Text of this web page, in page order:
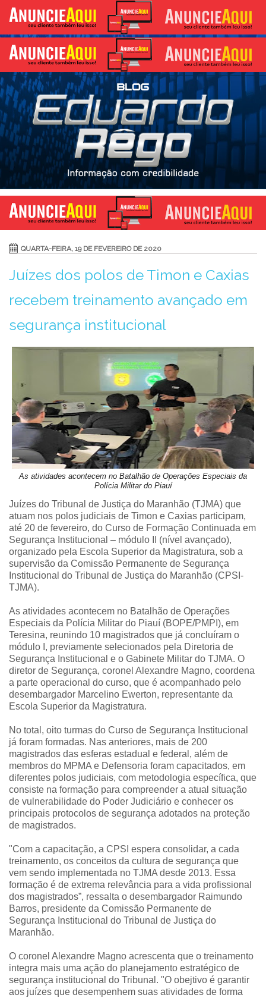
QUARTA-FEIRA, 19 DE FEVEREIRO DE 2020
Juízes dos polos de Timon e Caxias
recebem treinamento avançado em
segurança institucional
As atividades acontecem no Batalhão de Operações Especiais da
Polícia Militar do Piauí
Juízes do Tribunal de Justiça do Maranhão (TJMA) que
atuam nos polos judiciais de Timon e Caxias participam,
até 20 de fevereiro, do Curso de Formação Continuada em
Segurança Institucional – módulo II (nível avançado),
organizado pela Escola Superior da Magistratura, sob a
supervisão da Comissão Permanente de Segurança
Institucional do Tribunal de Justiça do Maranhão (CPSI-
TJMA).
As atividades acontecem no Batalhão de Operações
Especiais da Polícia Militar do Piauí (BOPE/PMPI), em
Teresina, reunindo 10 magistrados que já concluíram o
módulo I, previamente selecionados pela Diretoria de
Segurança Institucional e o Gabinete Militar do TJMA. O
diretor de Segurança, coronel Alexandre Magno, coordena
a parte operacional do curso, que é acompanhado pelo
desembargador Marcelino Ewerton, representante da
Escola Superior da Magistratura.
No total, oito turmas do Curso de Segurança Institucional
já foram formadas. Nas anteriores, mais de 200
magistrados das esferas estadual e federal, além de
membros do MPMA e Defensoria foram capacitados, em
diferentes polos judiciais, com metodologia específica, que
consiste na formação para compreender a atual situação
de vulnerabilidade do Poder Judiciário e conhecer os
principais protocolos de segurança adotados na proteção
de magistrados.
"Com a capacitação, a CPSI espera consolidar, a cada
treinamento, os conceitos da cultura de segurança que
vem sendo implementada no TJMA desde 2013. Essa
formação é de extrema relevância para a vida profissional
dos magistrados”, ressalta o desembargador Raimundo
Barros, presidente da Comissão Permanente de
Segurança Institucional do Tribunal de Justiça do
Maranhão.
O coronel Alexandre Magno acrescenta que o treinamento
integra mais uma ação do planejamento estratégico de
segurança institucional do Tribunal. "O obejtivo é garantir
aos juízes que desempenhem suas atividades de forma